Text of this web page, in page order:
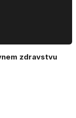
zdravstvu